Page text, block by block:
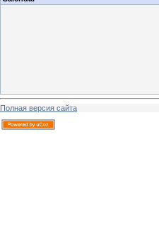
Полная версия сайта